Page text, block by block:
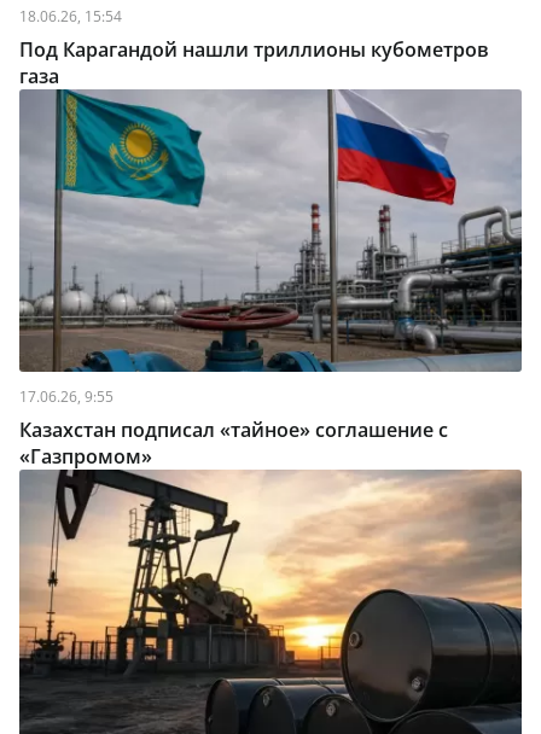
18.06.26, 15:54
Под Карагандой нашли триллионы кубометров
газа
17.06.26, 9:55
Казахстан подписал «тайное» соглашение с
«Газпромом»